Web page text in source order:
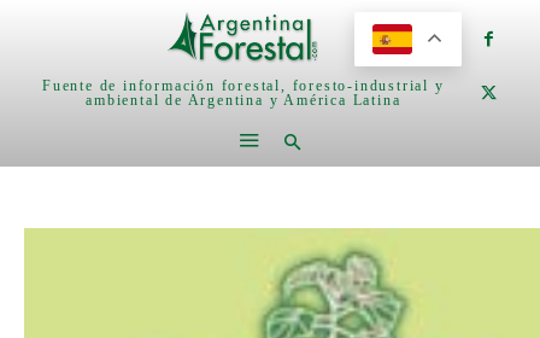
Fuente de información forestal, foresto-industrial y
ambiental de Argentina y América Latina